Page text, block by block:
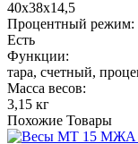
40х38х14,5
Процентный режим:
Есть
Функции:
тара, счетный,
Масса весов:
3,15 кг
Похожие Товары